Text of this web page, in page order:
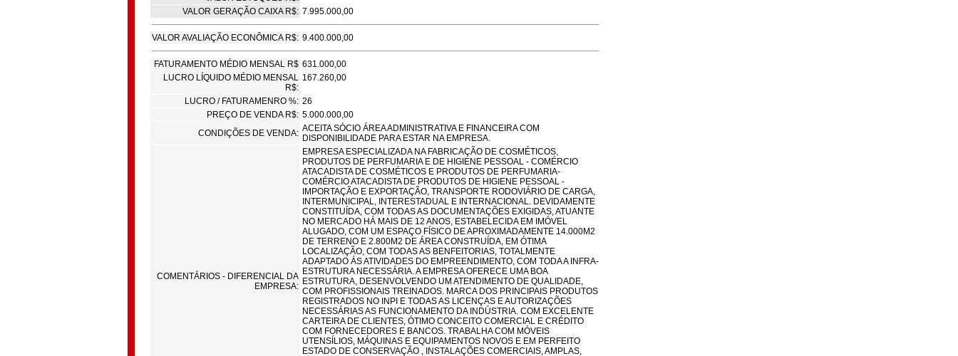
VALOR GERAÇÃO CAIXA R$: 7.995.000,00
VALOR AVALIAÇÃO ECONÔMICA R$: 9.400.000,00
FATURAMENTO MÉDIO MENSAL R$ 631.000,00
LUCRO LÍQUIDO MÉDIO MENSAL
R$:
167.260,00
LUCRO / FATURAMENRO %: 26
PREÇO DE VENDA R$: 5.000.000,00
CONDIÇÕES DE VENDA: ACEITA SÓCIO ÁREA ADMINISTRATIVA E FINANCEIRA COM
DISPONIBILIDADE PARA ESTAR NA EMPRESA.
COMENTÁRIOS - DIFERENCIAL DA
EMPRESA:
EMPRESA ESPECIALIZADA NA FABRICAÇÃO DE COSMÉTICOS,
PRODUTOS DE PERFUMARIA E DE HIGIENE PESSOAL - COMÉRCIO
ATACADISTA DE COSMÉTICOS E PRODUTOS DE PERFUMARIA-
COMÉRCIO ATACADISTA DE PRODUTOS DE HIGIENE PESSOAL -
IMPORTAÇÃO E EXPORTAÇÃO, TRANSPORTE RODOVIÁRIO DE CARGA,
INTERMUNICIPAL, INTERESTADUAL E INTERNACIONAL. DEVIDAMENTE
CONSTITUÍDA, COM TODAS AS DOCUMENTAÇÕES EXIGIDAS, ATUANTE
NO MERCADO HÁ MAIS DE 12 ANOS, ESTABELECIDA EM IMÓVEL
ALUGADO, COM UM ESPAÇO FÍSICO DE APROXIMADAMENTE 14.000M2
DE TERRENO E 2.800M2 DE ÁREA CONSTRUÍDA, EM ÓTIMA
LOCALIZAÇÃO, COM TODAS AS BENFEITORIAS, TOTALMENTE
ADAPTADO ÁS ATIVIDADES DO EMPREENDIMENTO, COM TODA A INFRA-
ESTRUTURA NECESSÁRIA. A EMPRESA OFERECE UMA BOA
ESTRUTURA, DESENVOLVENDO UM ATENDIMENTO DE QUALIDADE,
COM PROFISSIONAIS TREINADOS. MARCA DOS PRINCIPAIS PRODUTOS
REGISTRADOS NO INPI E TODAS AS LICENÇAS E AUTORIZAÇÕES
NECESSÁRIAS AS FUNCIONAMENTO DA INDÚSTRIA. COM EXCELENTE
CARTEIRA DE CLIENTES, ÓTIMO CONCEITO COMERCIAL E CRÉDITO
COM FORNECEDORES E BANCOS. TRABALHA COM MÓVEIS
UTENSÍLIOS, MÁQUINAS E EQUIPAMENTOS NOVOS E EM PERFEITO
ESTADO DE CONSERVAÇÃO , INSTALAÇÕES COMERCIAIS, AMPLAS,